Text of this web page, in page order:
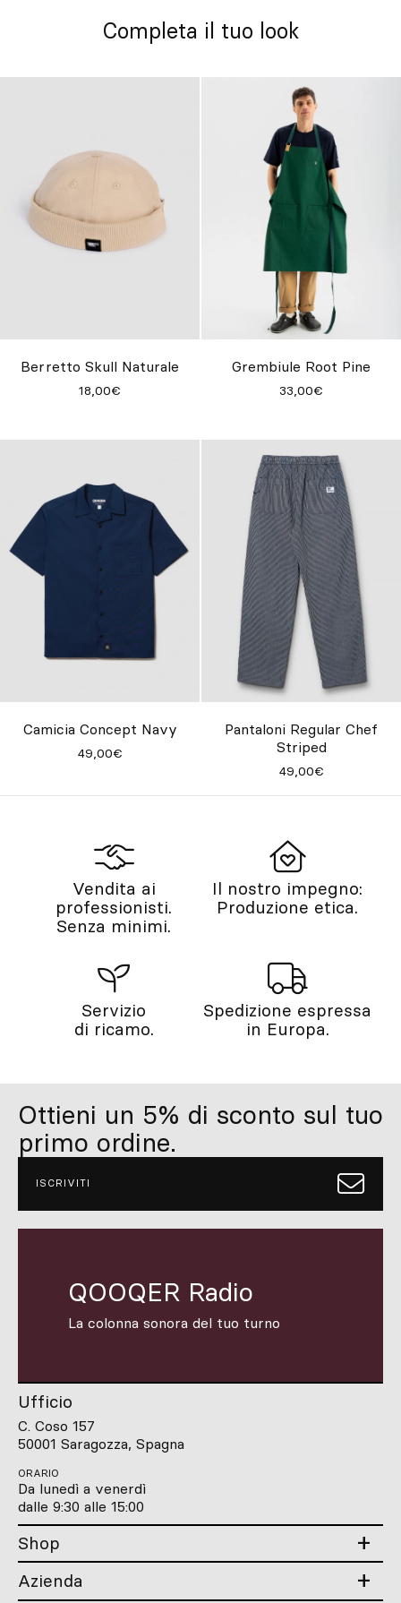
Completa il tuo look
Berretto Skull Naturale
18,00€
Grembiule Root Pine
33,00€
Camicia Concept Navy
49,00€
Pantaloni Regular Chef
Striped
49,00€
Vendita ai
professionisti.
Senza minimi.
Il nostro impegno:
Produzione etica.
Servizio
di ricamo.
Spedizione espressa
in Europa.
Ottieni un 5% di sconto sul tuo
primo ordine.
ISCRIVITI
QOOQER Radio
La colonna sonora del tuo turno
Ufficio
C. Coso 157
50001 Saragozza, Spagna
ORARIO
Da lunedì a venerdì
dalle 9:30 alle 15:00
Shop
Azienda